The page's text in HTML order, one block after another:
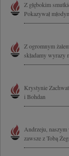
Z głębokim
Pokazywał
Z ogromnym
składamy wyrazy
Krystynie
i Bohdan
Andrzeju,
zawsze z Tobą